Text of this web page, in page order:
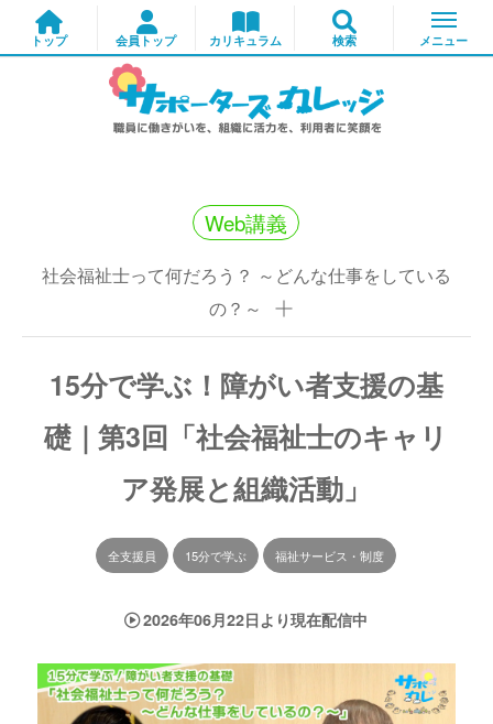
Web講義
社会福祉士って何だろう？ ～どんな仕事をしている
の？～
15分で学ぶ！障がい者支援の基
礎｜第3回「社会福祉士のキャリ
ア発展と組織活動」
全支援員 15分で学ぶ 福祉サービス・制度
2026年06月22日より現在配信中